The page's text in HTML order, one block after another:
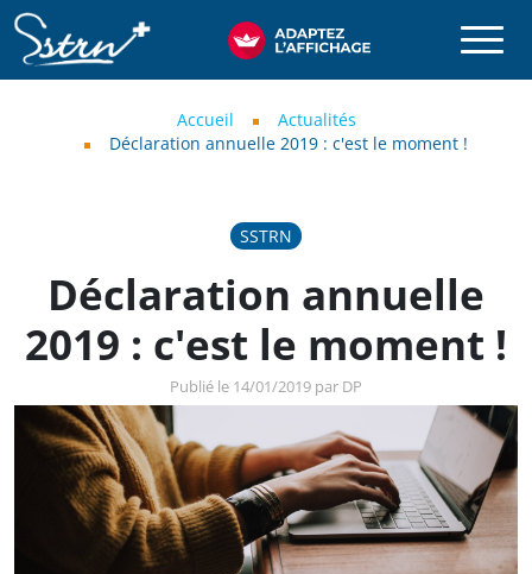
Aller au contenu principal
SSTRN
Accueil
Actualités
Déclaration annuelle 2019 : c'est le moment !
SSTRN
Déclaration annuelle
2019 : c'est le moment !
Publié le 14/01/2019 par DP